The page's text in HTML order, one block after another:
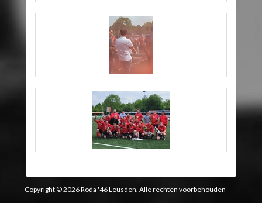
Copyright © 2026 Roda '46 Leusden. Alle rechten voorbehouden